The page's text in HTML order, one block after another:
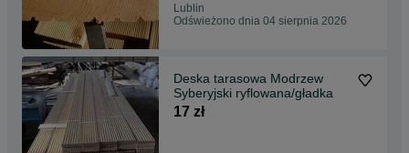
Lublin
Odświeżono dnia 04 sierpnia 2026
Deska tarasowa Modrzew
Syberyjski ryflowana/gładka
17 zł